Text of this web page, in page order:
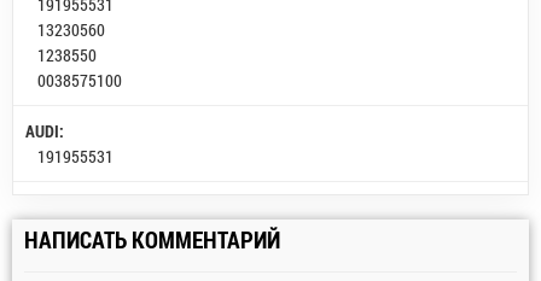
13230560
1238550
0038575100
AUDI:
191955531
НАПИСАТЬ КОММЕНТАРИЙ